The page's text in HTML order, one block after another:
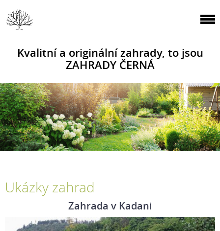
Kvalitní a originální zahrady, to jsou
ZAHRADY ČERNÁ
Ukázky zahrad
Zahrada v Kadani